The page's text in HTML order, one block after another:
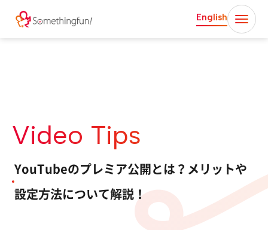
English
Video Tips
YouTubeのプレミア公開とは？メリットや
設定方法について解説！